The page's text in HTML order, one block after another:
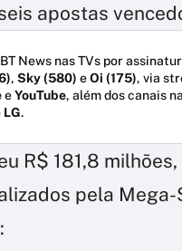
apostas
News nas TVs por
, Sky (580) eOi (175), via
eYouTube, além dos canais
LG.
R$ 181,8
pela